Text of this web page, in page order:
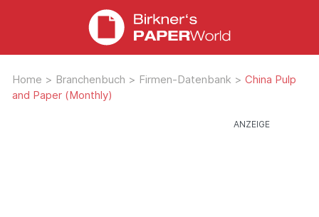
Home > Branchenbuch > Firmen-Datenbank > China Pulp
and Paper (Monthly)